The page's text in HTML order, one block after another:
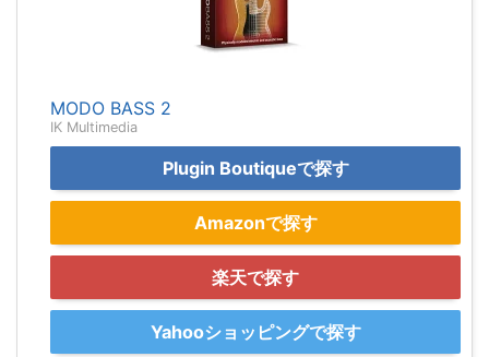
MODO BASS 2
IK Multimedia
Plugin Boutiqueで探す
Amazonで探す
楽天で探す
Yahooショッピングで探す